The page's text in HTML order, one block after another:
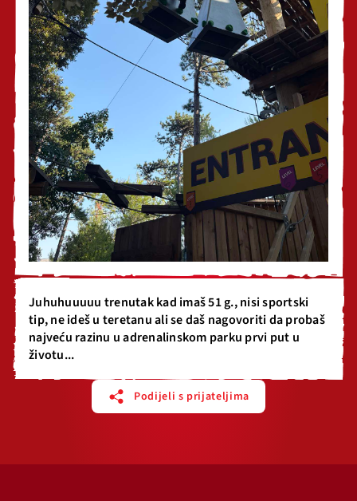
Juhuhuuuuu trenutak kad imaš 51 g., nisi sportski
tip, ne ideš u teretanu ali se daš nagovoriti da probaš
najveću razinu u adrenalinskom parku prvi put u
životu...
Podijeli s prijateljima